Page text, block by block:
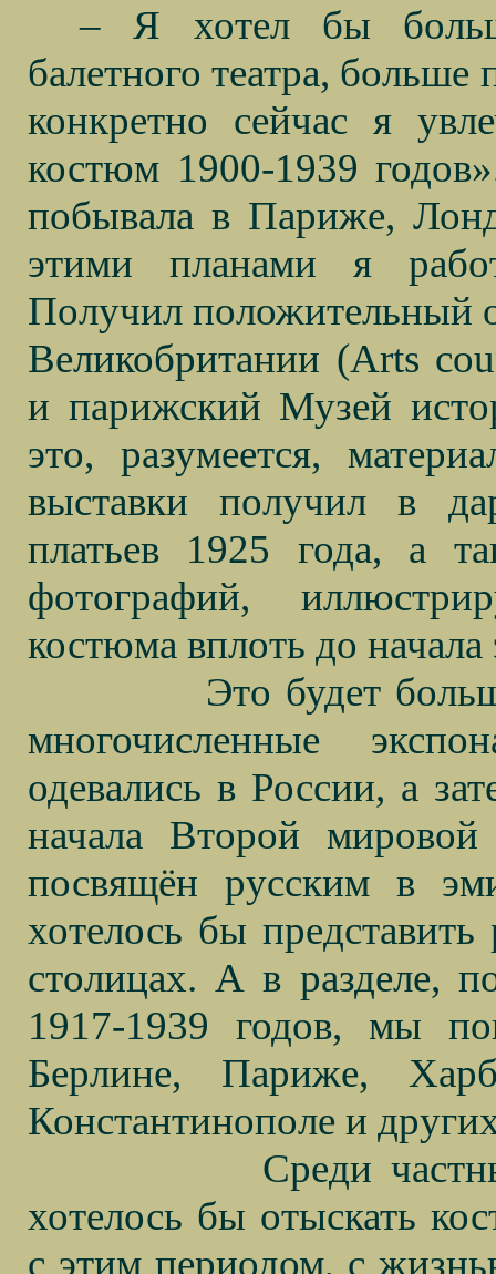
– Я хотел бы
балетного театра,
конкретно сейчас я
костюм 1900-1939
побывала в Париже,
этими планами я
Получил положительный
Великобритании (Arts
и парижский Музей
это, разумеется,
выставки получил в
платьев 1925 года, а
фотографий,
костюма вплоть до
Это будет
многочисленные
одевались в России, а
начала Второй
посвящён русским в
хотелось бы
столицах. А в разделе,
1917-1939 годов, мы
Берлине, Париже,
Константинополе и
Среди
хотелось бы отыскать
с этим периодом, с